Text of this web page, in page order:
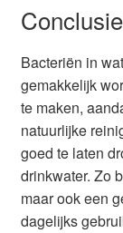
Conclusie
Bacteriën in
gemakkelijk
te maken,
natuurlijke
goed te laten
drinkwater. Zo
maar ook een
dagelijks